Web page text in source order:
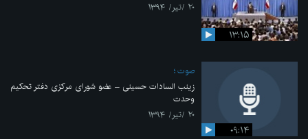
۱۳:۱۵
۲۰ /تیر/ ۱۳۹۴
۰۹:۱۴
صوت
زینب السادات حسینی – عضو شورای مرکزی دفتر تحکیم
وحدت
۲۰ /تیر/ ۱۳۹۴